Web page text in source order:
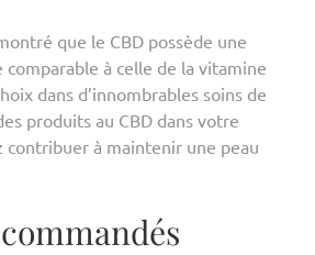
que le CBD possède une
à celle de la vitamine
dans d’innombrables soins de
produits au CBD dans votre
contribuer à maintenir une peau